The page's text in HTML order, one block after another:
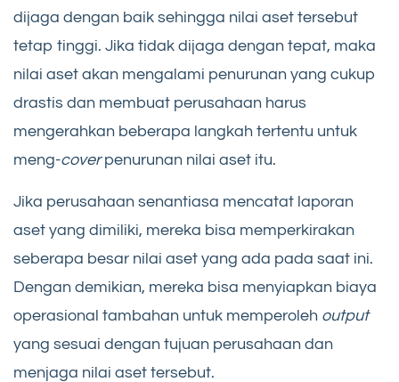
dijaga dengan baik sehingga nilai aset tersebut
tetap tinggi. Jika tidak dijaga dengan tepat, maka
nilai aset akan mengalami penurunan yang cukup
drastis dan membuat perusahaan harus
mengerahkan beberapa langkah tertentu untuk
meng-coverpenurunan nilai aset itu.
Jika perusahaan senantiasa mencatat laporan
aset yang dimiliki, mereka bisa memperkirakan
seberapa besar nilai aset yang ada pada saat ini.
Dengan demikian, mereka bisa menyiapkan biaya
operasional tambahan untuk memperoleh output
yang sesuai dengan tujuan perusahaan dan
menjaga nilai aset tersebut.